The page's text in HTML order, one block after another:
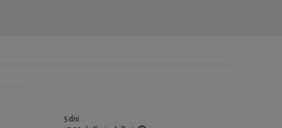
5 dni